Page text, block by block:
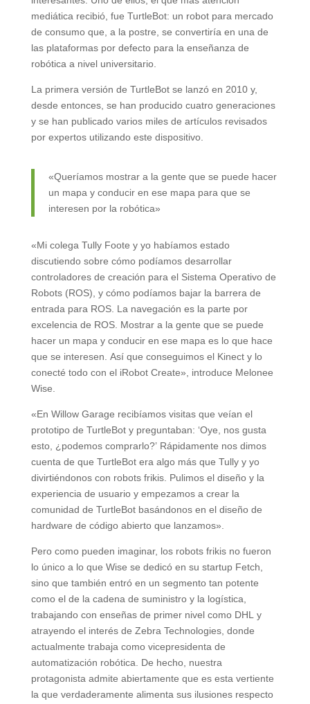
mediática recibió, fue TurtleBot: un robot para mercado
de consumo que, a la postre, se convertiría en una de
las plataformas por defecto para la enseñanza de
robótica a nivel universitario.
La primera versión de TurtleBot se lanzó en 2010 y,
desde entonces, se han producido cuatro generaciones
y se han publicado varios miles de artículos revisados
por expertos utilizando este dispositivo.
«Queríamos mostrar a la gente que se puede hacer
un mapa y conducir en ese mapa para que se
interesen por la robótica»
«Mi colega Tully Foote y yo habíamos estado
discutiendo sobre cómo podíamos desarrollar
controladores de creación para el Sistema Operativo de
Robots (ROS), y cómo podíamos bajar la barrera de
entrada para ROS. La navegación es la parte por
excelencia de ROS. Mostrar a la gente que se puede
hacer un mapa y conducir en ese mapa es lo que hace
que se interesen. Así que conseguimos el Kinect y lo
conecté todo con el iRobot Create», introduce Melonee
Wise.
«En Willow Garage recibíamos visitas que veían el
prototipo de TurtleBot y preguntaban: ‘Oye, nos gusta
esto, ¿podemos comprarlo?’ Rápidamente nos dimos
cuenta de que TurtleBot era algo más que Tully y yo
divirtiéndonos con robots frikis. Pulimos el diseño y la
experiencia de usuario y empezamos a crear la
comunidad de TurtleBot basándonos en el diseño de
hardware de código abierto que lanzamos».
Pero como pueden imaginar, los robots frikis no fueron
lo único a lo que Wise se dedicó en su startup Fetch,
sino que también entró en un segmento tan potente
como el de la cadena de suministro y la logística,
trabajando con enseñas de primer nivel como DHL y
atrayendo el interés de Zebra Technologies, donde
actualmente trabaja como vicepresidenta de
automatización robótica. De hecho, nuestra
protagonista admite abiertamente que es esta vertiente
la que verdaderamente alimenta sus ilusiones respecto